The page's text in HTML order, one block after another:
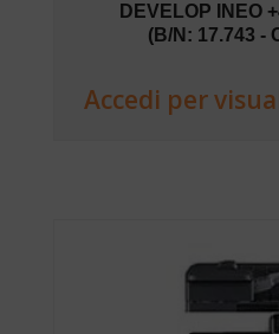
DEVELOP INEO
(B/N: 17.743 -
Accedi per